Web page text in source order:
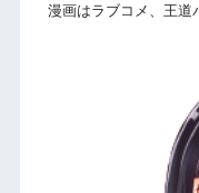
漫画はラブコメ、王道